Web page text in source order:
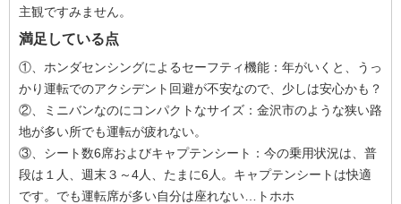
主観ですみません。
満足している点
①、ホンダセンシングによるセーフティ機能：年がいくと、うっ
かり運転でのアクシデント回避が不安なので、少しは安心かも？
②、ミニバンなのにコンパクトなサイズ：金沢市のような狭い路
地が多い所でも運転が疲れない。
③、シート数6席およびキャプテンシート：今の乗用状況は、普
段は１人、週末３～4人、たまに6人。キャプテンシートは快適
です。でも運転席が多い自分は座れない…トホホ